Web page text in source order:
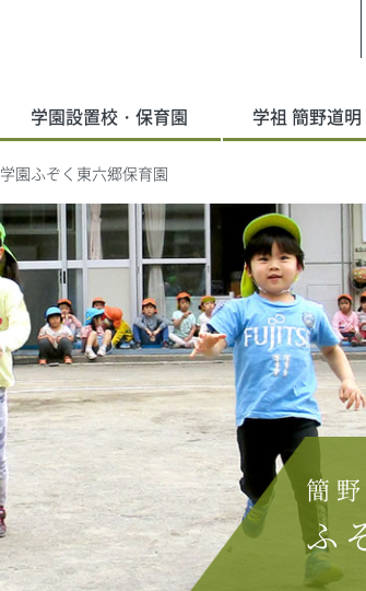
学園設置校・保育園 学祖 簡野道明
園ふぞく東六郷保育園
簡
ふ